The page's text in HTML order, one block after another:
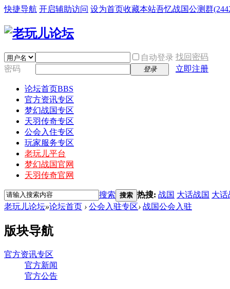
快捷导航 开启辅助访问 设为首页收藏本站吾忆战国公测群
自动登录 找回密码
密码
登录 立即注册
论坛首页BBS
官方资讯专区
梦幻战国专区
天羽传奇专区
公会入住专区
玩家服务专区
老玩儿平台
梦幻战国官网
天羽传奇官网
搜索 搜索 热搜: 战国 大话战国 大话
老玩儿论坛»论坛首页 › 公会入驻专区› 战国公会入驻
版块导航
官方资讯专区
官方新闻
官方公告